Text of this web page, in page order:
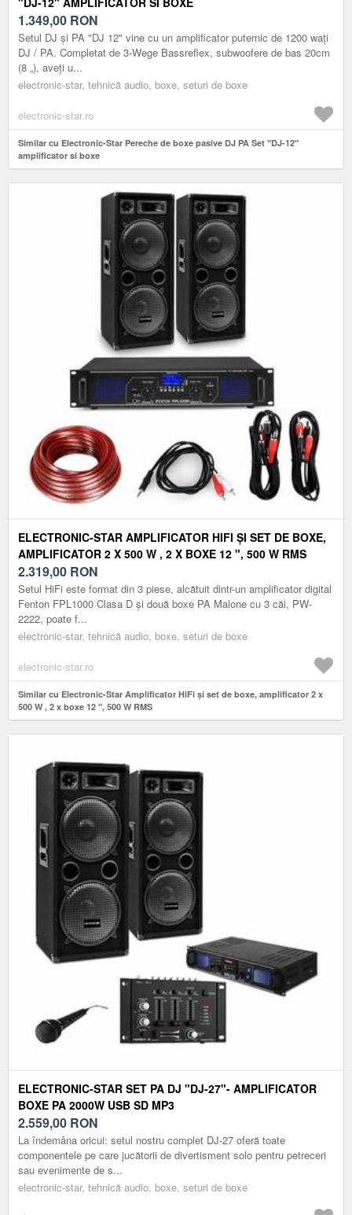
1.349,00 RON
Setul DJ și PA "DJ 12" vine cu un amplificator puternic de 1200 wați
DJ / PA. Completat de 3-Wege Bassreflex, subwoofere de bas 20cm
(8 „), aveți u...
electronic-star, tehnică audio, boxe, seturi de boxe
electronic-star.ro
Similar cu Electronic-Star Pereche de boxe pasive DJ PA Set "DJ-12"
amplificator si boxe
ELECTRONIC-STAR AMPLIFICATOR HIFI ȘI SET DE BOXE,
AMPLIFICATOR 2 X 500 W , 2 X BOXE 12 ", 500 W RMS
2.319,00 RON
Setul HiFi este format din 3 piese, alcătuit dintr-un amplificator digital
Fenton FPL1000 Clasa D și două boxe PA Malone cu 3 căi, PW-
2222, poate f...
electronic-star, tehnică audio, boxe, seturi de boxe
electronic-star.ro
Similar cu Electronic-Star Amplificator HiFi și set de boxe, amplificator 2 x
500 W , 2 x boxe 12 ", 500 W RMS
ELECTRONIC-STAR SET PA DJ "DJ-27"- AMPLIFICATOR
BOXE PA 2000W USB SD MP3
2.559,00 RON
La îndemâna oricui: setul nostru complet DJ-27 oferă toate
componentele pe care jucătorii de divertisment solo pentru petreceri
sau evenimente de s...
electronic-star, tehnică audio, boxe, seturi de boxe